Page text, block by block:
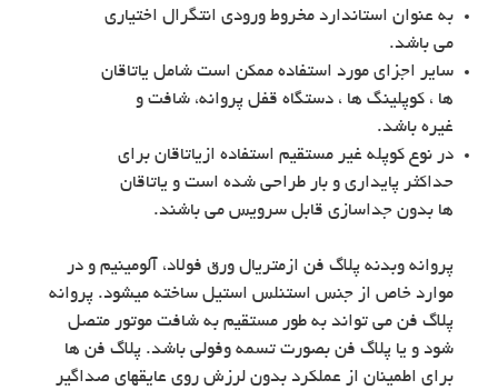
به عنوان استاندارد مخروط ورودی انتگرال اختیاری
می باشد.
سایر اجزای مورد استفاده ممکن است شامل یاتاقان
ها ، کوپلینگ ها ، دستگاه قفل پروانه، شافت و
غیره باشد.
در نوع کوپله غیر مستقیم استفاده ازیاتاقان برای
حداکثر پایداری و بار طراحی شده است و یاتاقان
ها بدون جداسازی قابل سرویس می باشند.
پروانه وبدنه پلاگ فن ازمتریال ورق فولاد، آلومینیم و در
موارد خاص از جنس استنلس استیل ساخته میشود. پروانه
پلاگ فن می تواند به طور مستقیم به شافت موتور متصل
شود و یا پلاگ فن بصورت تسمه وفولی باشد. پلاگ فن ها
برای اطمینان از عملکرد بدون لرزش روی عایقهای صداگیر